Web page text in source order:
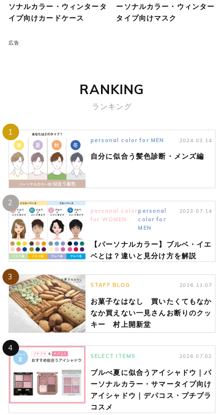
ソナルカラー・ウィンタータ
イプ向けカードケース
ーソナルカラー・ウィンター
タイプ向けマスク
広告
RANKING
ランキング
1
personal color for MEN 2024.03.14
自分に似合う髪色診断・メンズ編
2
personal color
for WOMEN
personal
color for
MEN
2023.07.14
【パーソナルカラー】ブルベ・イエ
ベとは？違いと見分け方を解説
3
STAFF BLOG 2016.11.07
お菓子なはなし 買いたくてもなか
なか買えない一見さんお断りのクッ
キー 村上開新堂
4
SELECT ITEMS 2026.07.02
ブルべ夏に似合うアイシャドウ｜パ
ーソナルカラー・サマータイプ向け
アイシャドウ｜デパコス・プチプラ
コスメ